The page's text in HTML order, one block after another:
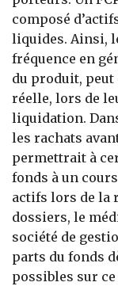
composé
liquides. Ainsi,
fréquence en
du produit,
réelle, lors de
liquidation.
les rachats
permettrait à
fonds à un
actifs lors de la
dossiers, le
société de
parts du fonds
possibles sur